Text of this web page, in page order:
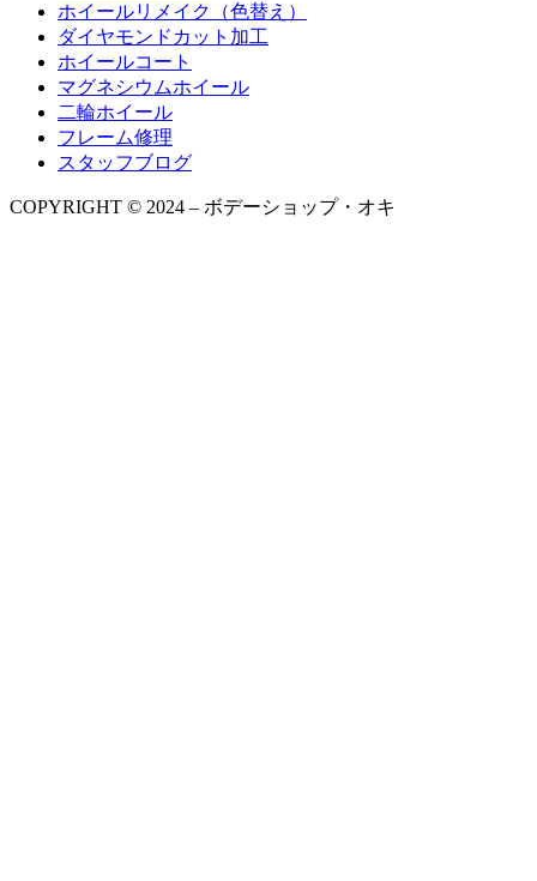
ホイールリメイク（色替え）
ダイヤモンドカット加工
ホイールコート
マグネシウムホイール
二輪ホイール
フレーム修理
スタッフブログ
COPYRIGHT © 2024 – ボデーショップ・オキ